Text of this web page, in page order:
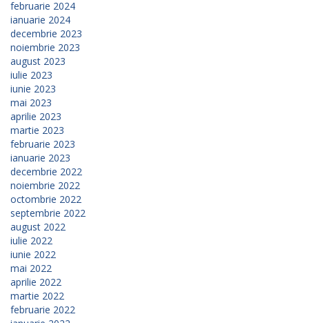
februarie 2024
ianuarie 2024
decembrie 2023
noiembrie 2023
august 2023
iulie 2023
iunie 2023
mai 2023
aprilie 2023
martie 2023
februarie 2023
ianuarie 2023
decembrie 2022
noiembrie 2022
octombrie 2022
septembrie 2022
august 2022
iulie 2022
iunie 2022
mai 2022
aprilie 2022
martie 2022
februarie 2022